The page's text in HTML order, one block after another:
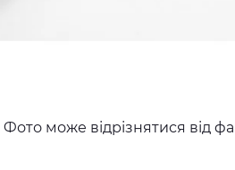
Фото може відрізнятися від